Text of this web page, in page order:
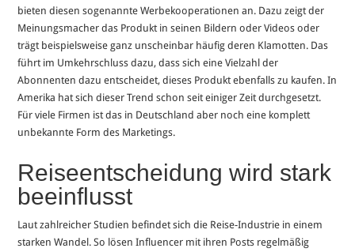
bieten diesen sogenannte Werbekooperationen an. Dazu zeigt der
Meinungsmacher das Produkt in seinen Bildern oder Videos oder
trägt beispielsweise ganz unscheinbar häufig deren Klamotten. Das
führt im Umkehrschluss dazu, dass sich eine Vielzahl der
Abonnenten dazu entscheidet, dieses Produkt ebenfalls zu kaufen. In
Amerika hat sich dieser Trend schon seit einiger Zeit durchgesetzt.
Für viele Firmen ist das in Deutschland aber noch eine komplett
unbekannte Form des Marketings.
Reiseentscheidung wird stark
beeinflusst
Laut zahlreicher Studien befindet sich die Reise-Industrie in einem
starken Wandel. So lösen Influencer mit ihren Posts regelmäßig